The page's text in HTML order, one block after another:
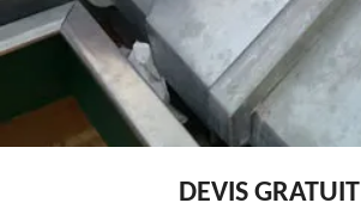
DEVIS GRATUIT